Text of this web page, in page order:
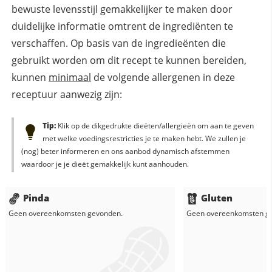
bewuste levensstijl gemakkelijker te maken door
duidelijke informatie omtrent de ingrediënten te
verschaffen. Op basis van de ingredieënten die
gebruikt worden om dit recept te kunnen bereiden,
kunnen minimaal de volgende allergenen in deze
receptuur aanwezig zijn:
Tip:Klik op de dikgedrukte dieëten/allergieën om aan te geven
met welke voedingsrestricties je te maken hebt. We zullen je
(nog) beter informeren en ons aanbod dynamisch afstemmen
waardoor je je dieët gemakkelijk kunt aanhouden.
Pinda
Geen overeenkomsten gevonden.
Gluten
Geen overeenkomsten